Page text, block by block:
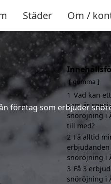
Städer Om /
företag som erbjuder
gömma
1 Vad kan
som är
snöröjning i
till med?
2 Få alltid
snöröjning i
3 Få 3
snöröjning i